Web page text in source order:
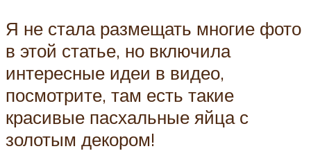
Я не стала размещать многие фото
в этой статье, но включила
интересные идеи в видео,
посмотрите, там есть такие
красивые пасхальные яйца с
золотым декором!